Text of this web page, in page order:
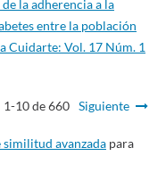
la adherencia a la
entre la población
Cuidarte: Vol. 17 Núm. 1
1-10 de 660 Siguiente
similitud avanzadapara